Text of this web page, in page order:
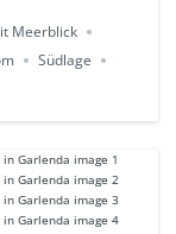
Meerblick
Südlage